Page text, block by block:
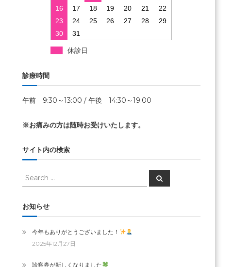
16
17 18 19 20 21
22
23
24 25 26 27 28
29
30
31
休診日
診療時間
午前 9:30～13:00 / 午後 14:30～19:00
※お痛みの方は随時お受けいたします。
サイト内の検索
Search
Search
お知らせ
今年もありがとうございました！
2025年12月27日
診察券が新しくなりました